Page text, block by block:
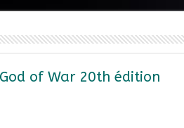
of War 20th édition